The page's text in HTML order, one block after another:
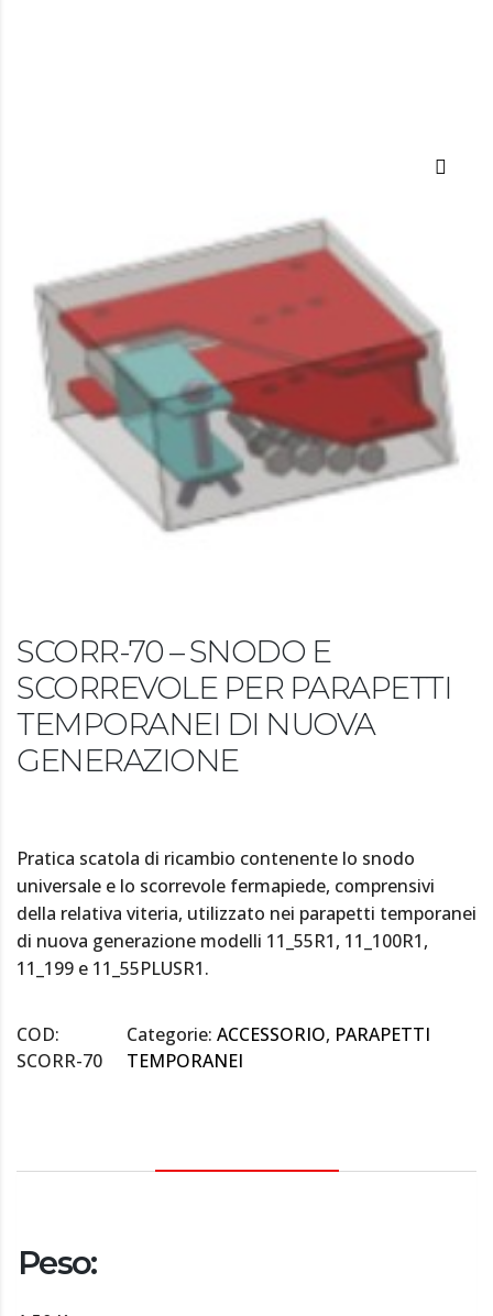
SCORR-70 – SNODO E
SCORREVOLE PER PARAPETTI
TEMPORANEI DI NUOVA
GENERAZIONE
Pratica scatola di ricambio contenente lo snodo
universale e lo scorrevole fermapiede, comprensivi
della relativa viteria, utilizzato nei parapetti temporanei
di nuova generazione modelli 11_55R1, 11_100R1,
11_199 e 11_55PLUSR1.
COD:
SCORR-70
Categorie: ACCESSORIO, PARAPETTI
TEMPORANEI
Peso: